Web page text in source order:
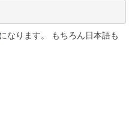
になります。 もちろん日本語も